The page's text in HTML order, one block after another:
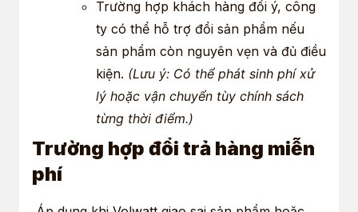
Trường hợp khách hàng đổi ý, công
ty có thể hỗ trợ đổi sản phẩm nếu
sản phẩm còn nguyên vẹn và đủ điều
kiện. (Lưu ý: Có thể phát sinh phí xử
lý hoặc vận chuyển tùy chính sách
từng thời điểm.)
Trường hợp đổi trả hàng miễn
phí